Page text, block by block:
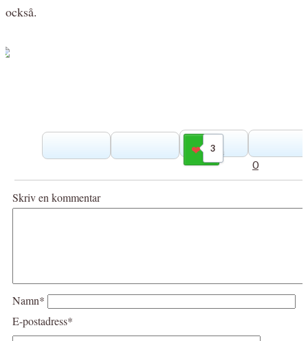
också.
3
Gilla
0
Skriv en kommentar
Namn*
E-postadress*